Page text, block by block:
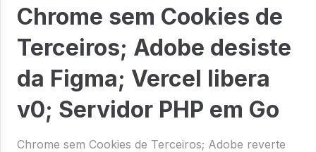
Chrome sem Cookies de
Terceiros; Adobe desiste
da Figma; Vercel libera
v0; Servidor PHP em Go
Chrome sem Cookies de Terceiros; Adobe reverte